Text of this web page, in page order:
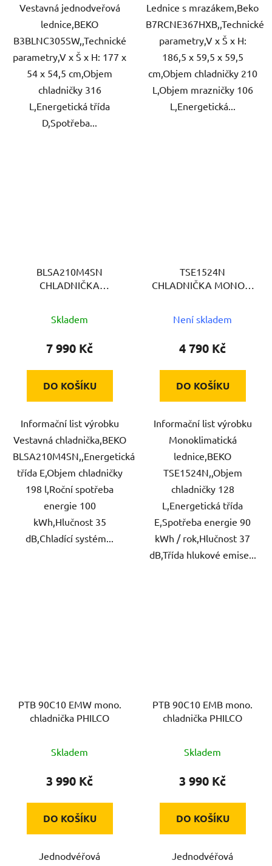
Vestavná jednodveřová
lednice,BEKO
B3BLNC305SW,,Technické
parametry,V x Š x H: 177 x
54 x 54,5 cm,Objem
chladničky 316
L,Energetická třída
D,Spotřeba...
Lednice s mrazákem,Beko
B7RCNE367HXB,,Technické
parametry,V x Š x H:
186,5 x 59,5 x 59,5
cm,Objem chladničky 210
L,Objem mrazničky 106
L,Energetická...
BLSA210M4SN
CHLADNIČKA
Skladem
7 990 Kč
DO KOŠÍKU
Informační list výrobku
Vestavná chladnička,BEKO
BLSA210M4SN,,Energetická
třída E,Objem chladničky
198 l,Roční spotřeba
energie 100
kWh,Hlučnost 35
dB,Chladící systém...
TSE1524N
CHLADNIČKA MONOK.
Není skladem
4 790 Kč
DO KOŠÍKU
Informační list výrobku
Monoklimatická
lednice,BEKO
TSE1524N,,Objem
chladničky 128
L,Energetická třída
E,Spotřeba energie 90
kWh / rok,Hlučnost 37
dB,Třída hlukové emise...
PTB 90C10 EMW mono.
chladnička PHILCO
Skladem
3 990 Kč
DO KOŠÍKU
Jednodvéřová
PTB 90C10 EMB mono.
chladnička PHILCO
Skladem
3 990 Kč
DO KOŠÍKU
Jednodvéřová